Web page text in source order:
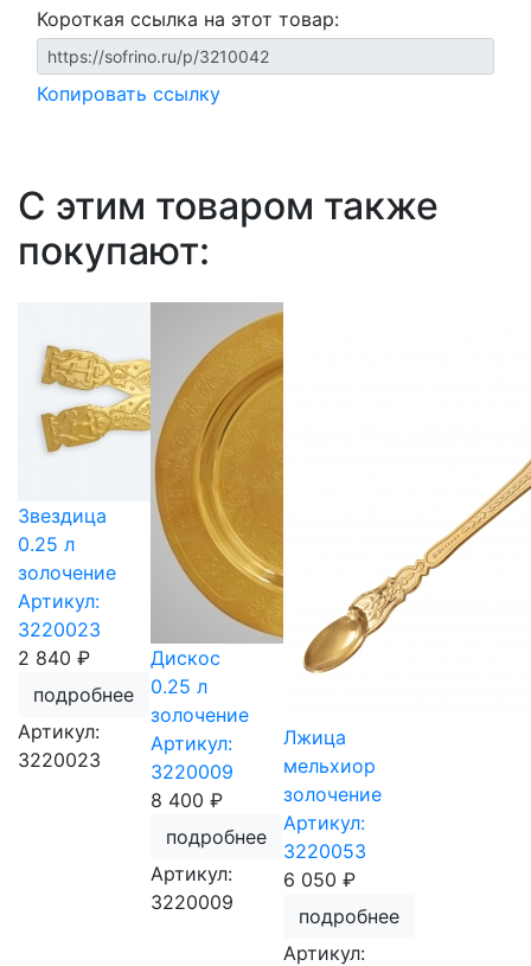
Короткая ссылка на этот товар:
Копировать ссылку
С этим товаром также
покупают:
Звездица
0.25 л
золочение
Артикул:
3220023
2 840 ₽
подробнее
Артикул:
3220023
Дискос
0.25 л
золочение
Артикул:
3220009
8 400 ₽
подробнее
Артикул:
3220009
Лжица
мельхиор
золочение
Артикул:
3220053
6 050 ₽
подробнее
Артикул: